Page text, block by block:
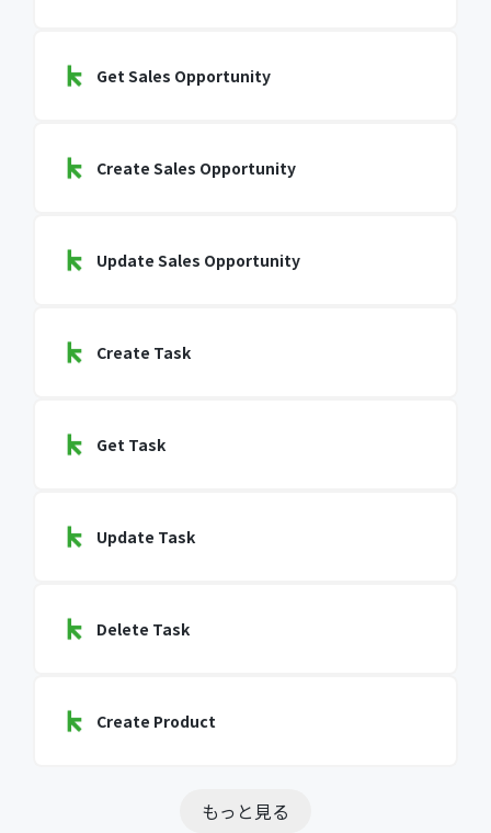
Get Sales Opportunity
Create Sales Opportunity
Update Sales Opportunity
Create Task
Get Task
Update Task
Delete Task
Create Product
もっと見る